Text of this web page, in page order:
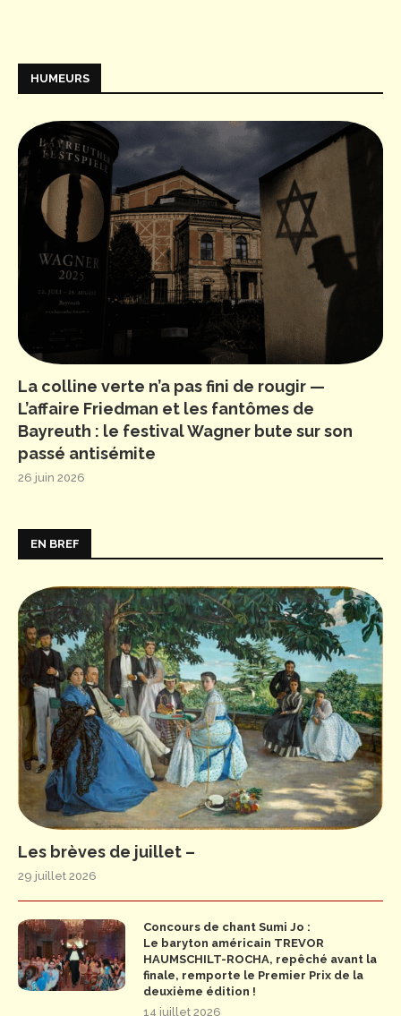
HUMEURS
La colline verte n’a pas fini de rougir —
L’affaire Friedman et les fantômes de
Bayreuth : le festival Wagner bute sur son
passé antisémite
26 juin 2026
EN BREF
Les brèves de juillet –
29 juillet 2026
Concours de chant Sumi Jo :
Le baryton américain TREVOR
HAUMSCHILT-ROCHA, repêché avant la
finale, remporte le Premier Prix de la
deuxième édition !
14 juillet 2026